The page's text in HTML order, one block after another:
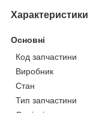
Характеристики
Основні
Код запчастини
Виробник
Стан
Тип запчастини